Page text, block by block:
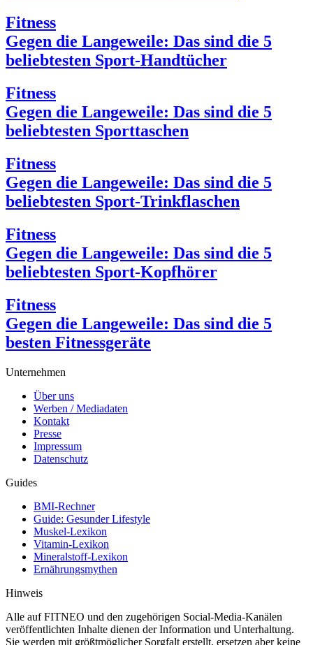
Fitness
Gegen die Langeweile: Das sind die 5
beliebtesten Sport-Handtücher
Fitness
Gegen die Langeweile: Das sind die 5
beliebtesten Sporttaschen
Fitness
Gegen die Langeweile: Das sind die 5
beliebtesten Sport-Trinkflaschen
Fitness
Gegen die Langeweile: Das sind die 5
beliebtesten Sport-Kopfhörer
Fitness
Gegen die Langeweile: Das sind die 5
besten Fitnessgeräte
Unternehmen
Über uns
Werben / Mediadaten
Kontakt
Presse
Impressum
Datenschutz
Guides
BMI-Rechner
Guide: Gesunder Lifestyle
Muskel-Lexikon
Vitamin-Lexikon
Mineralstoff-Lexikon
Ernährungsmythen
Hinweis
Alle auf FITNEO und den zugehörigen Social-Media-Kanälen
veröffentlichten Inhalte dienen der Information und Unterhaltung.
Sie werden mit größtmöglicher Sorgfalt erstellt, ersetzen aber keine